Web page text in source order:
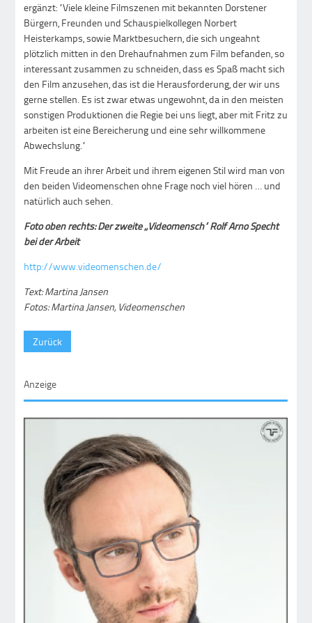
ergänzt: “Viele kleine Filmszenen mit bekannten Dorstener
Bürgern, Freunden und Schauspielkollegen Norbert
Heisterkamps, sowie Marktbesuchern, die sich ungeahnt
plötzlich mitten in den Drehaufnahmen zum Film befanden, so
interessant zusammen zu schneiden, dass es Spaß macht sich
den Film anzusehen, das ist die Herausforderung, der wir uns
gerne stellen. Es ist zwar etwas ungewohnt, da in den meisten
sonstigen Produktionen die Regie bei uns liegt, aber mit Fritz zu
arbeiten ist eine Bereicherung und eine sehr willkommene
Abwechslung.“
Mit Freude an ihrer Arbeit und ihrem eigenen Stil wird man von
den beiden Videomenschen ohne Frage noch viel hören … und
natürlich auch sehen.
Foto oben rechts: Der zweite „Videomensch“ Rolf Arno Specht
bei der Arbeit
http://www.videomenschen.de/
Text: Martina Jansen
Fotos: Martina Jansen, Videomenschen
Zurück
Anzeige